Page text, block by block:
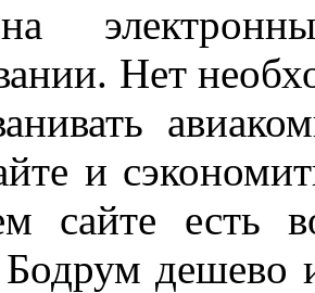
Нет
и
сайте есть
дешево